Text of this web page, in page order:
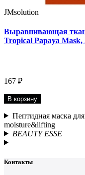
JMsolution
Выравнивающая
Tropical Papaya Mask,
167 ₽
В корзину
Пептидная маска
moisture&lifting
BEAUTY ESSE
Контакты